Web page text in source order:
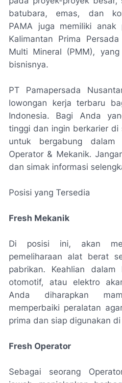
batubara, emas, dan
PAMA juga memiliki anak
Kalimantan Prima
Multi Mineral (PMM),
bisnisnya.
PT Pamapersada
lowongan kerja terbaru
Indonesia. Bagi Anda
tinggi dan ingin berkarier di
untuk bergabung dalam
Operator & Mekanik.
dan simak informasi
Posisi yang Tersedia
Fresh Mekanik
Di posisi ini, akan
pemeliharaan alat berat
pabrikan. Keahlian
otomotif, atau elektro
Anda diharapkan
memperbaiki peralatan
prima dan siap digunakan
Fresh Operator
Sebagai seorang